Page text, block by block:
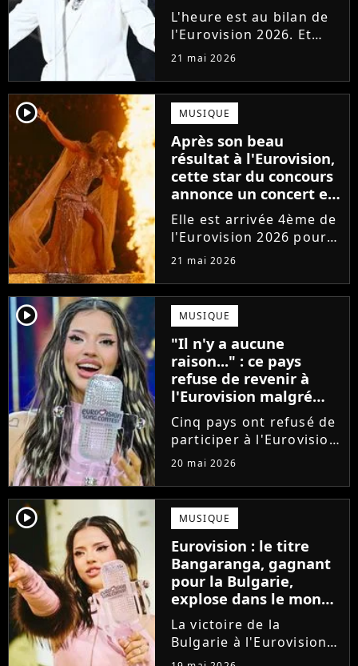
2026, et c'est une
véritable surprise !
L'heure est au bilan de
l'Eurovision 2026. Et
c'est une véritable
plus écoutée de la
compétition en
streaming n'est pas une
des favorites !
21 mai 2026
player2 MUSIQUE
Après son beau
résultat à l'Eurovision,
cette star du concours
annonce un concert en
France
Elle est arrivée 4ème de
l'Eurovision 2026 pour
l'Australie. Bonne
pop Delta Goodrem
sera de passage à Paris
fin juin pour une
tournée européenne
intimiste....
21 mai 2026
player2 MUSIQUE
"Il n'y a aucune
raison..." : ce pays
refuse de revenir à
l'Eurovision malgré
son nombre record de
victoires
Cinq pays ont refusé de
participer à l'Eurovision
cette année, en réaction
dans la compétition.
Détenteur du record de
victoires, l'Irlande
assure qu'elle ne
pourrait...
20 mai 2026
player2 MUSIQUE
Eurovision : le titre
Bangaranga, gagnant
pour la Bulgarie,
explose dans le monde
après la victoire de
Dara
La victoire de la
Bulgarie à l'Eurovision
porte un coup de